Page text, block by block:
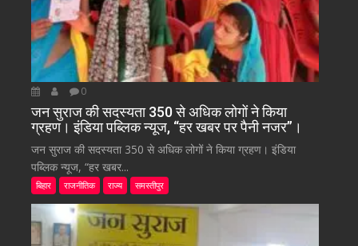
0
जन सुराज की सदस्यता 350 से अधिक लोगों ने किया
ग्रहण। इंडिया पब्लिक न्यूज, “हर खबर पर पैनी नजर”।
जन सुराज की सदस्यता 350 से अधिक लोगों ने किया ग्रहण। इंडिया
पब्लिक न्यूज, “हर खबर...
बिहार राजनीतिक राज्य समस्तीपुर